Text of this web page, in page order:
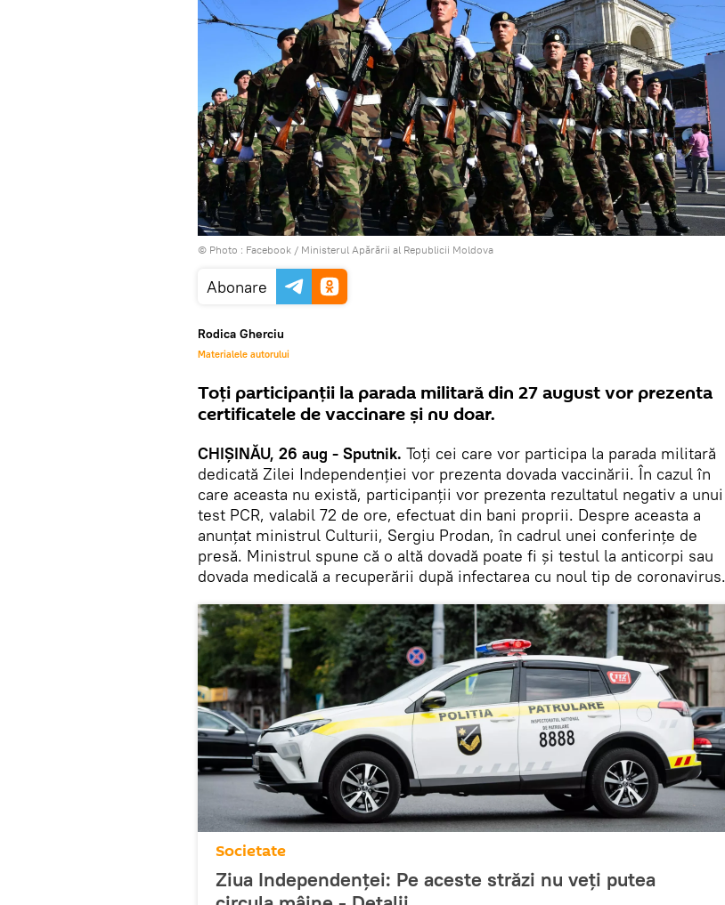
© Photo : Facebook / Ministerul Apărării al Republicii Moldova
Abonare
Rodica Gherciu
Materialele autorului
Toți participanții la parada militară din 27 august vor prezenta
certificatele de vaccinare și nu doar.
CHIȘINĂU, 26 aug - Sputnik. Toți cei care vor participa la parada militară
dedicată Zilei Independenției vor prezenta dovada vaccinării. În cazul în
care aceasta nu există, participanții vor prezenta rezultatul negativ a unui
test PCR, valabil 72 de ore, efectuat din bani proprii. Despre aceasta a
anunțat ministrul Culturii, Sergiu Prodan, în cadrul unei conferințe de
presă. Ministrul spune că o altă dovadă poate fi și testul la anticorpi sau
dovada medicală a recuperării după infectarea cu noul tip de coronavirus.
Societate
Ziua Independenței: Pe aceste străzi nu veți putea